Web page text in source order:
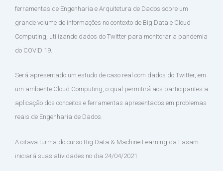
ferramentas de Engenharia e Arquitetura de Dados sobre um
grande volume de informações no contexto de Big Data e Cloud
Computing, utilizando dados do Twitter para monitorar a pandemia
do COVID 19.
Será apresentado um estudo de caso real com dados do Twitter, em
um ambiente Cloud Computing, o qual permitirá aos participantes a
aplicação dos conceitos e ferramentas apresentados em problemas
reais de Engenharia de Dados.
A oitava turma do curso Big Data & Machine Learning da Fasam
iniciará suas atividades no dia 24/04/2021.